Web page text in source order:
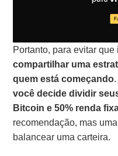
Portanto, para evitar
compartilhar uma
quem está começando
você decide dividir
Bitcoin e 50% renda
recomendação, mas
balancear uma carteira.